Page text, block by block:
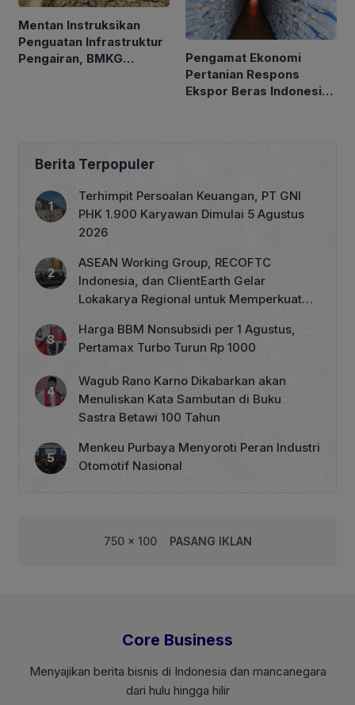
Mentan Instruksikan
Penguatan Infrastruktur
Pengairan, BMKG
Pengamat Ekonomi
Pertanian Respons
Ekspor Beras Indonesia
Berita Terpopuler
Terhimpit Persoalan Keuangan, PT GNI
PHK 1.900 Karyawan Dimulai 5 Agustus
2026
ASEAN Working Group, RECOFTC
Indonesia, dan ClientEarth Gelar
Lokakarya Regional untuk Memperkuat
Harga BBM Nonsubsidi per 1 Agustus,
Pertamax Turbo Turun Rp 1000
Wagub Rano Karno Dikabarkan akan
Menuliskan Kata Sambutan di Buku
Sastra Betawi 100 Tahun
Menkeu Purbaya Menyoroti Peran Industri
Otomotif Nasional
750 x 100 PASANG IKLAN
Core Business
Menyajikan berita bisnis di Indonesia dan mancanegara
dari hulu hingga hilir